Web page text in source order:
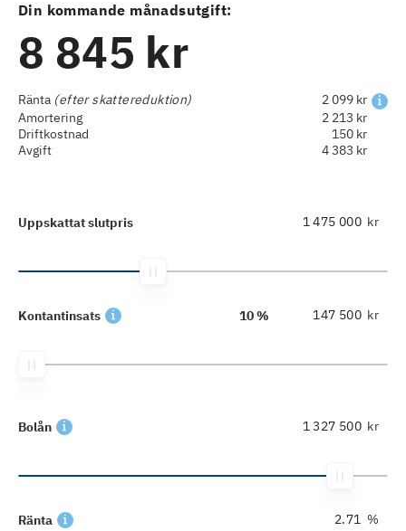
Din kommande månadsutgift:
8 845 kr
Ränta (efter skattereduktion)
2 099 kr
Amortering
2 213 kr
Driftkostnad
150 kr
Avgift
4 383 kr
Uppskattat slutpris kr
Kontantinsats 10 % kr
Bolån kr
Ränta %